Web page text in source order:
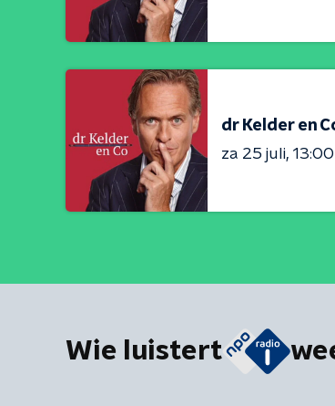
dr Kelder en
za 25 juli
Wie luistert